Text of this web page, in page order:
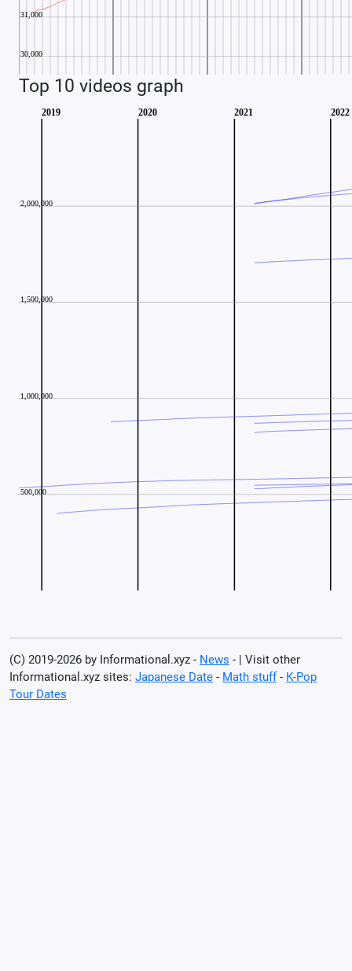
Top 10 videos graph
(C) 2019-2026 by Informational.xyz - News - | Visit other
Informational.xyz sites: Japanese Date - Math stuff- K-Pop
Tour Dates